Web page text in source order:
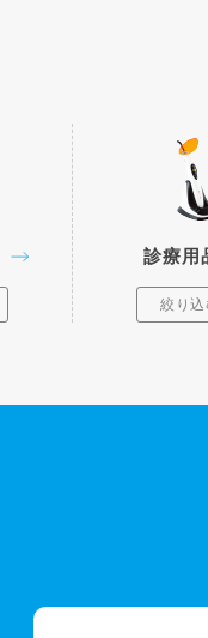
診療用
絞り込